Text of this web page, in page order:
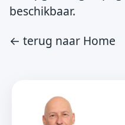
beschikbaar.
← terug naar Home